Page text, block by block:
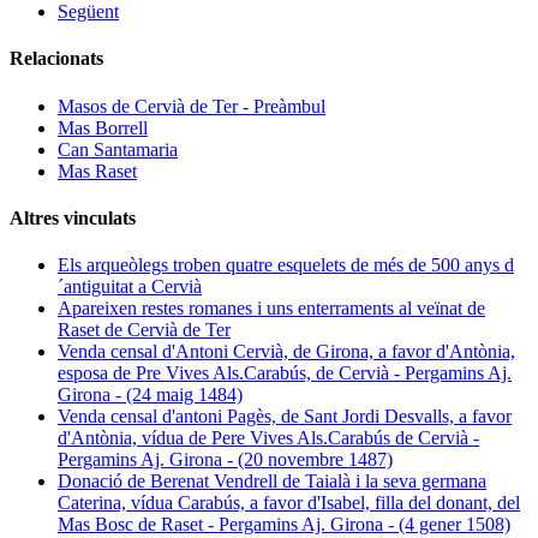
Següent
Relacionats
Masos de Cervià de Ter - Preàmbul
Mas Borrell
Can Santamaria
Mas Raset
Altres vinculats
Els arqueòlegs troben quatre esquelets de més de 500 anys d
´antiguitat a Cervià
Apareixen restes romanes i uns enterraments al veïnat de
Raset de Cervià de Ter
Venda censal d'Antoni Cervià, de Girona, a favor d'Antònia,
esposa de Pre Vives Als.Carabús, de Cervià - Pergamins Aj.
Girona - (24 maig 1484)
Venda censal d'antoni Pagès, de Sant Jordi Desvalls, a favor
d'Antònia, vídua de Pere Vives Als.Carabús de Cervià -
Pergamins Aj. Girona - (20 novembre 1487)
Donació de Berenat Vendrell de Taialà i la seva germana
Caterina, vídua Carabús, a favor d'Isabel, filla del donant, del
Mas Bosc de Raset - Pergamins Aj. Girona - (4 gener 1508)